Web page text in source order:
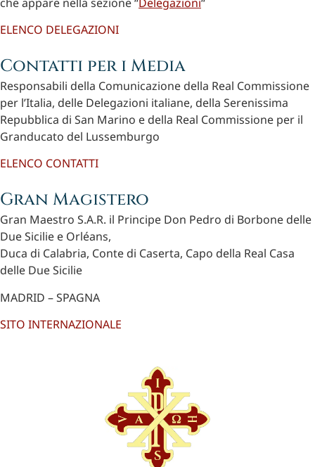
ELENCO DELEGAZIONI
Contatti per i Media
Responsabili della Comunicazione della Real Commissione
per l’Italia, delle Delegazioni italiane, della Serenissima
Repubblica di San Marino e della Real Commissione per il
Granducato del Lussemburgo
ELENCO CONTATTI
Gran Magistero
Gran Maestro S.A.R. il Principe Don Pedro di Borbone delle
Due Sicilie e Orléans,
Duca di Calabria, Conte di Caserta, Capo della Real Casa
delle Due Sicilie
MADRID – SPAGNA
SITO INTERNAZIONALE